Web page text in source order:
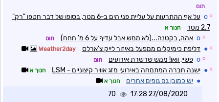
תום
☼
o
על אף ההתרעות על עליית פני הים ב-6 מטר, בסופו של דבר חטפו "רק"
2.7 מטר
חנוך א
☼
o אהה, בקטנה...(לא ממש אבל עדיף על 6 מ' חחח) תום
☼
● דליפת כימיקלים ממפעל באיזור לייק צ'ארלס Weather2day
☼
o פשיי, וואו! ממש שרשרת אירועים תום
☼
● ישנה חברה המתמחה באירועי מזג אוויר קיצוניים - LSM חנוך א
● יש כמובן גם גופים אחרים חנוך א
27/08/2020 17:28
70